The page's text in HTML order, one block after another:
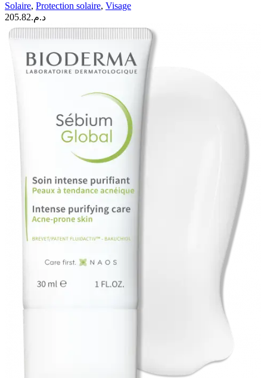
40
ml
Solaire, Protection solaire, Visage
د.م.205.82